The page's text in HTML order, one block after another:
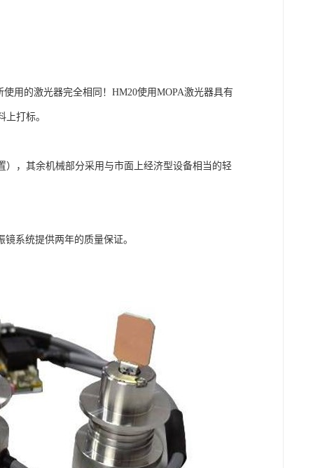
用的激光器完全相同！HM20使用MOPA激光器具有
打标。
，其余机械部分采用与市面上经济型设备相当的轻
系统提供两年的质量保证。